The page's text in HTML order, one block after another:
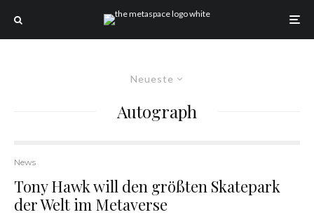
Neueste
Autograph
News
Tony Hawk will den größten Skatepark
der Welt im Metaverse